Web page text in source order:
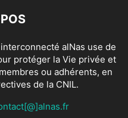
alNas use de
protéger la Vie privée et
ou adhérents, en
de la CNIL.